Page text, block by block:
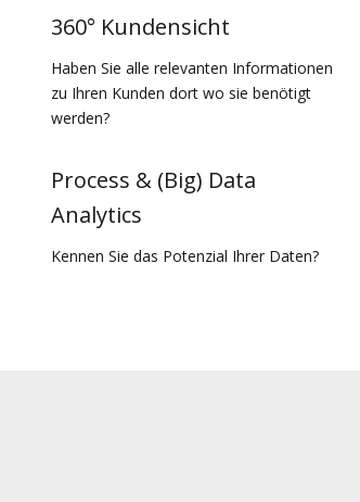
360° Kundensicht
Haben Sie alle relevanten Informationen
zu Ihren Kunden dort wo sie benötigt
werden?
Process & (Big) Data
Analytics
Kennen Sie das Potenzial Ihrer Daten?